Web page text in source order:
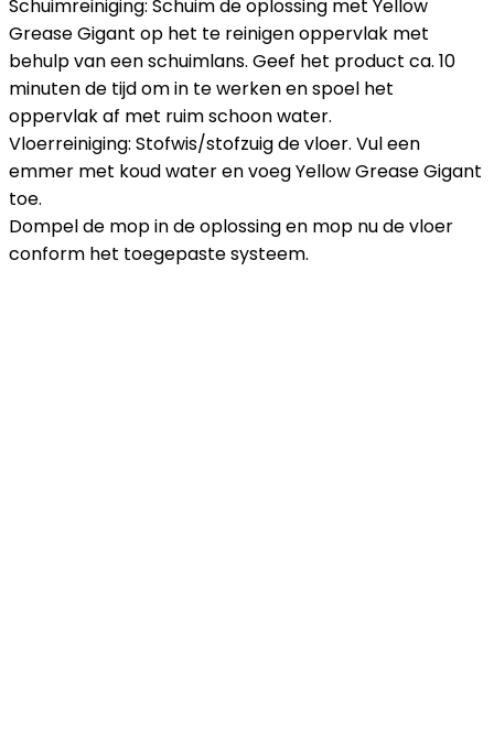
Schuimreiniging: Schuim de oplossing met Yellow
Grease Gigant op het te reinigen oppervlak met
behulp van een schuimlans. Geef het product ca. 10
minuten de tijd om in te werken en spoel het
oppervlak af met ruim schoon water.
Vloerreiniging: Stofwis/stofzuig de vloer. Vul een
emmer met koud water en voeg Yellow Grease Gigant
toe.
Dompel de mop in de oplossing en mop nu de vloer
conform het toegepaste systeem.